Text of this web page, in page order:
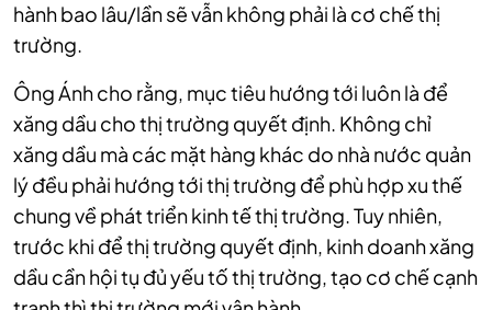
hành bao lâu/lần sẽ vẫn không phải là cơ chế thị
trường.
Ông Ánh cho rằng, mục tiêu hướng tới luôn là để
xăng dầu cho thị trường quyết định. Không chỉ
xăng dầu mà các mặt hàng khác do nhà nước quản
lý đều phải hướng tới thị trường để phù hợp xu thế
chung về phát triển kinh tế thị trường. Tuy nhiên,
trước khi để thị trường quyết định, kinh doanh xăng
dầu cần hội tụ đủ yếu tố thị trường, tạo cơ chế cạnh